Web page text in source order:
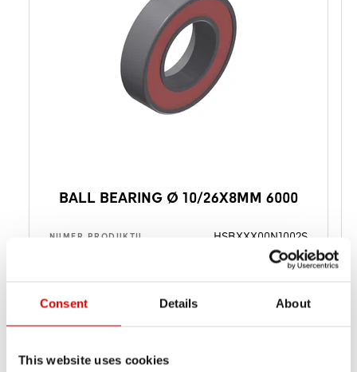
Consent Details About
This website uses cookies
BALL BEARING Ø 10/26X8MM 6000
NUMER PRODUKTU HSBXXX00N1002S
Standard
ŚREDNICA 2 [MM] (D2) 26
SZEROKOŚĆ 1 [MM] (B1)